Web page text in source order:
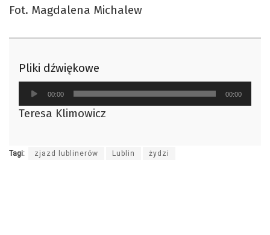
Fot. Magdalena Michalew
Pliki dźwiękowe
Odtwarzacz
plików
dźwiękowych
00:00 00:00
Teresa Klimowicz
Tagi: zjazd lublinerów Lublin żydzi